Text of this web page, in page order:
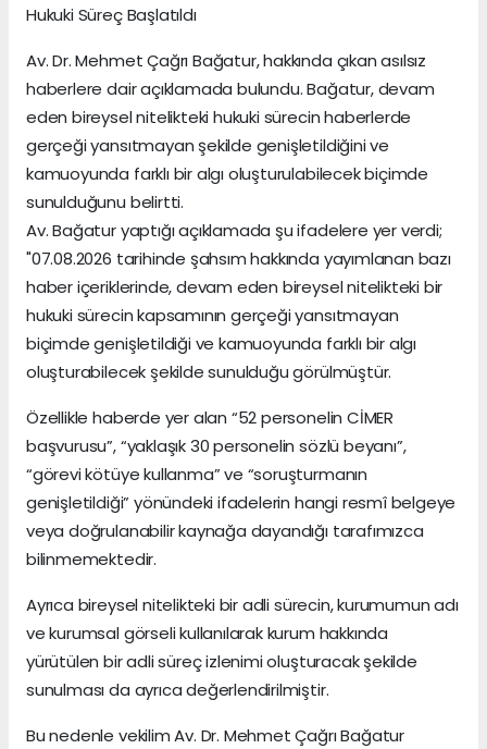
Hukuki Süreç Başlatıldı
Av. Dr. Mehmet Çağrı Bağatur, hakkında çıkan asılsız
haberlere dair açıklamada bulundu. Bağatur, devam
eden bireysel nitelikteki hukuki sürecin haberlerde
gerçeği yansıtmayan şekilde genişletildiğini ve
kamuoyunda farklı bir algı oluşturulabilecek biçimde
sunulduğunu belirtti.
Av. Bağatur yaptığı açıklamada şu ifadelere yer verdi;
"07.08.2026 tarihinde şahsım hakkında yayımlanan bazı
haber içeriklerinde, devam eden bireysel nitelikteki bir
hukuki sürecin kapsamının gerçeği yansıtmayan
biçimde genişletildiği ve kamuoyunda farklı bir algı
oluşturabilecek şekilde sunulduğu görülmüştür.
Özellikle haberde yer alan “52 personelin CİMER
başvurusu”, “yaklaşık 30 personelin sözlü beyanı”,
“görevi kötüye kullanma” ve “soruşturmanın
genişletildiği” yönündeki ifadelerin hangi resmî belgeye
veya doğrulanabilir kaynağa dayandığı tarafımızca
bilinmemektedir.
Ayrıca bireysel nitelikteki bir adli sürecin, kurumumun adı
ve kurumsal görseli kullanılarak kurum hakkında
yürütülen bir adli süreç izlenimi oluşturacak şekilde
sunulması da ayrıca değerlendirilmiştir.
Bu nedenle vekilim Av. Dr. Mehmet Çağrı Bağatur